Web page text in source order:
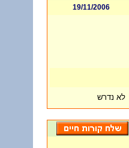
19/11/2006
לא נדרש